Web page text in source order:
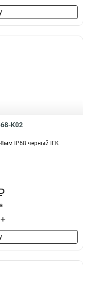
K02
IP68 черный IEK
+